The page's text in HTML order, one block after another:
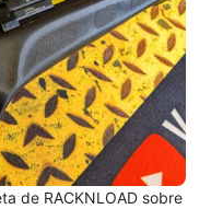
de RACKNLOAD sobre